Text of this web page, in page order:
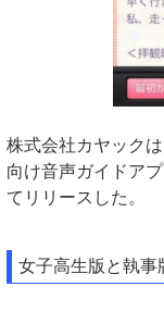
株式会社カヤック
向け音声ガイドア
てリリースした。
女子高生版と執事